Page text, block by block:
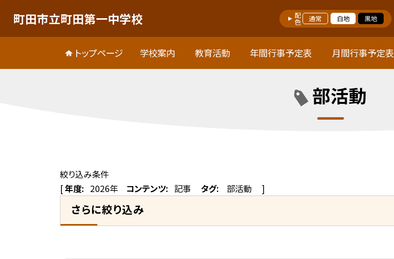
町田市立町田第一中学校 配色 通常 白地 黒地
トップページ 学校案内 教育活動 年間行事予定表 月間行事予定表
部活動
絞り込み条件
[年度: 2026年 コンテンツ: 記事 タグ: 部活動 ]
さらに絞り込み